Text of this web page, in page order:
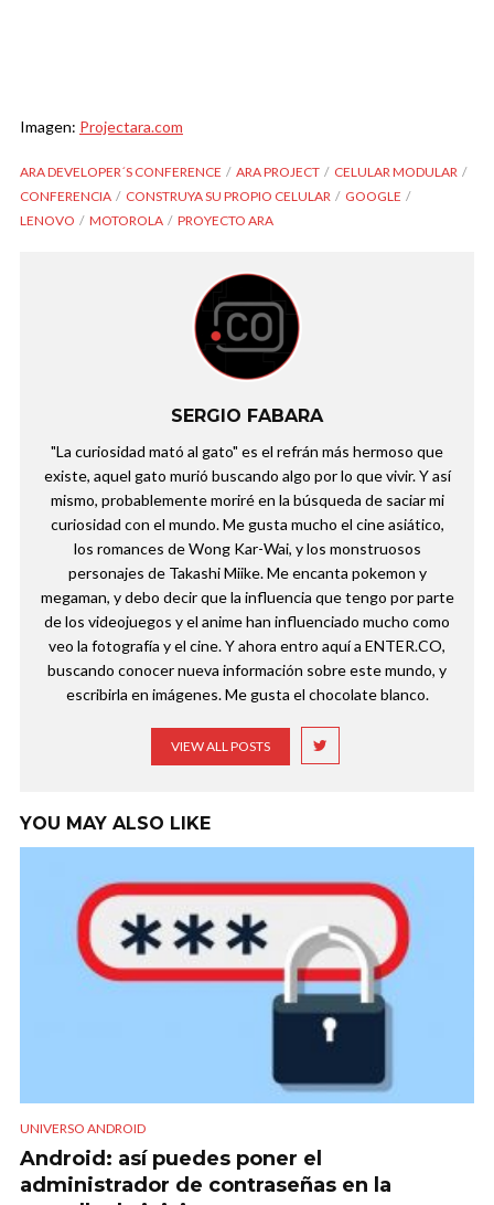
Imagen: Projectara.com
ARA DEVELOPER´S CONFERENCE ARA PROJECT
CELULAR MODULAR
CONFERENCIA
CONSTRUYA SU PROPIO CELULAR
GOOGLE
LENOVO
MOTOROLA PROYECTO ARA
SERGIO FABARA
"La curiosidad mató al gato" es el refrán más hermoso que
existe, aquel gato murió buscando algo por lo que vivir. Y así
mismo, probablemente moriré en la búsqueda de saciar mi
curiosidad con el mundo. Me gusta mucho el cine asiático,
los romances de Wong Kar-Wai, y los monstruosos
personajes de Takashi Miike. Me encanta pokemon y
megaman, y debo decir que la influencia que tengo por parte
de los videojuegos y el anime han influenciado mucho como
veo la fotografía y el cine. Y ahora entro aquí a ENTER.CO,
buscando conocer nueva información sobre este mundo, y
escribirla en imágenes. Me gusta el chocolate blanco.
VIEW ALL POSTS
YOU MAY ALSO LIKE
UNIVERSO ANDROID
Android: así puedes poner el
administrador de contraseñas en la